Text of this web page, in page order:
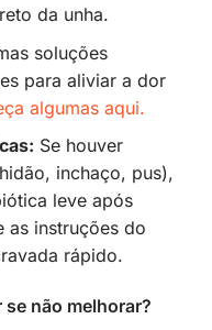
da unha.
soluções
para aliviar a dor
algumas aqui.
Se houver
inchaço, pus),
leve após
as instruções do
rápido.
não melhorar?